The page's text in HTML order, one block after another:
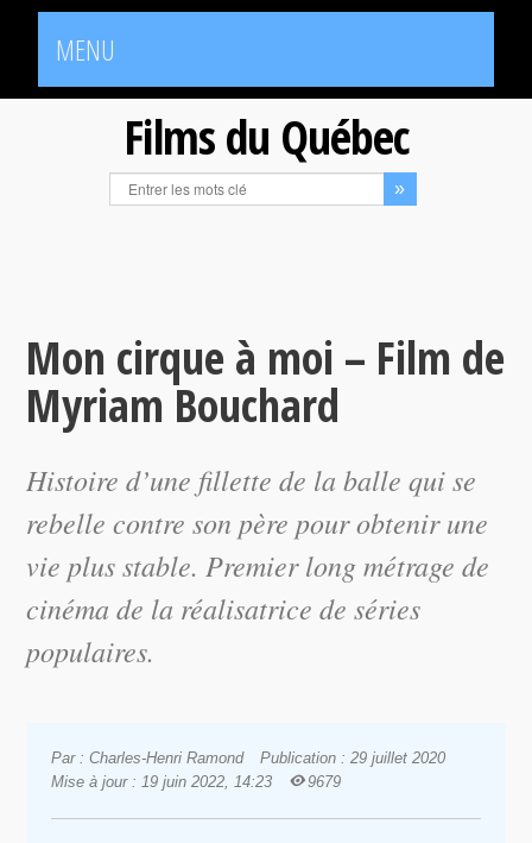
MENU
Films du Québec
Mon cirque à moi – Film de
Myriam Bouchard
Histoire d’une fillette de la balle qui se
rebelle contre son père pour obtenir une
vie plus stable. Premier long métrage de
cinéma de la réalisatrice de séries
populaires.
Par : Charles-Henri Ramond
Publication : 29 juillet 2020
Mise à jour : 19 juin 2022, 14:23
9679